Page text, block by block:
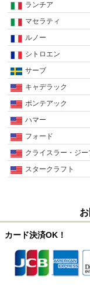
ランチア
マセラティ
ルノー
シトロエン
サーブ
キャデラック
ポンテアック
ハマー
フォード
クライスラー・ジー
スタークラフト
カード決済OK！